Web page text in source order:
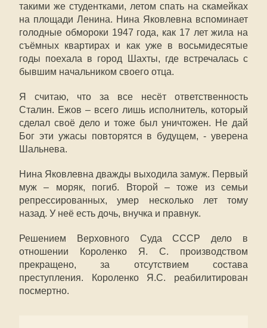
такими же студентками, летом спать на скамейках
на площади Ленина. Нина Яковлевна вспоминает
голодные обмороки 1947 года, как 17 лет жила на
съёмных квартирах и как уже в восьмидесятые
годы поехала в город Шахты, где встречалась с
бывшим начальником своего отца.
Я считаю, что за все несёт ответственность
Сталин. Ежов – всего лишь исполнитель, который
сделал своё дело и тоже был уничтожен. Не дай
Бог эти ужасы повторятся в будущем, - уверена
Шальнева.
Нина Яковлевна дважды выходила замуж. Первый
муж – моряк, погиб. Второй – тоже из семьи
репрессированных, умер несколько лет тому
назад. У неё есть дочь, внучка и правнук.
Решением Верховного Суда СССР дело в
отношении Короленко Я. С. производством
прекращено, за отсутствием состава
преступления. Короленко Я.С. реабилитирован
посмертно.